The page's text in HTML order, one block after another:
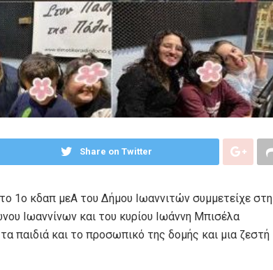
Share on Twitter
1o κδαπ μεΑ του Δήμου Ιωαννιτών συμμετείχε στη
Ιωαννίνων και του κυρίου Ιωάννη Μπισέλα
παιδιά και το προσωπικό της δομής και μια ζεστή